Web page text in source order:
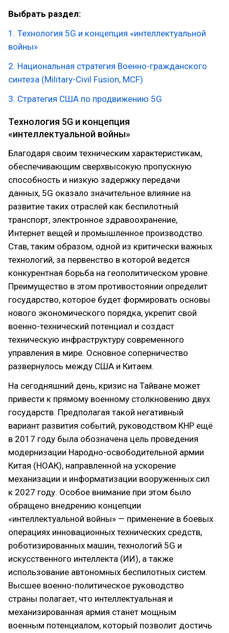
Выбрать раздел:
1. Технология 5G и концепция «интеллектуальной
войны»
2. Национальная стратегия Военно-гражданского
синтеза (Military-Civil Fusion, MCF)
3. Стратегия США по продвижению 5G
Технология 5G и концепция
«интеллектуальной войны»
Благодаря своим техническим характеристикам,
обеспечивающим сверхвысокую пропускную
способность и низкую задержку передачи
данных, 5G оказало значительное влияние на
развитие таких отраслей как беспилотный
транспорт, электронное здравоохранение,
Интернет вещей и промышленное производство.
Став, таким образом, одной из критически важных
технологий, за первенство в которой ведется
конкурентная борьба на геополитическом уровне.
Преимущество в этом противостоянии определит
государство, которое будет формировать основы
нового экономического порядка, укрепит свой
военно-технический потенциал и создаст
техническую инфраструктуру современного
управления в мире. Основное соперничество
развернулось между США и Китаем.
На сегодняшний день, кризис на Тайване может
привести к прямому военному столкновению двух
государств. Предполагая такой негативный
вариант развития событий, руководством КНР ещё
в 2017 году была обозначена цель проведения
модернизации Народно-освободительной армии
Китая (НОАК), направленной на ускорение
механизации и информатизации вооруженных сил
к 2027 году. Особое внимание при этом было
обращено внедрению концепции
«интеллектуальной войны» — применение в боевых
операциях инновационных технических средств,
роботизированных машин, технологий 5G и
искусственного интеллекта (ИИ), а также
использование автономных беспилотных систем.
Высшее военно-политическое руководство
страны полагает, что интеллектуальная и
механизированная армия станет мощным
военным потенциалом, который позволит достичь